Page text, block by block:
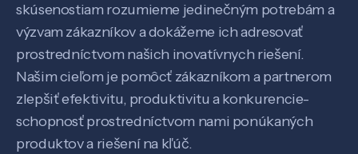
Veda a výskum
Pôsobenie
Know-how
skúsenostiam rozumieme jedinečným potrebám a
výzvam zákazníkov a dokážeme ich adresovať
prostredníctvom našich inovatívnych riešení.
Našim cieľom je pomôcť zákazníkom a partnerom
zlepšiť efektivitu, produktivitu a konkurencie-
schopnosť prostredníctvom nami ponúkaných
produktov a riešení na kľúč.